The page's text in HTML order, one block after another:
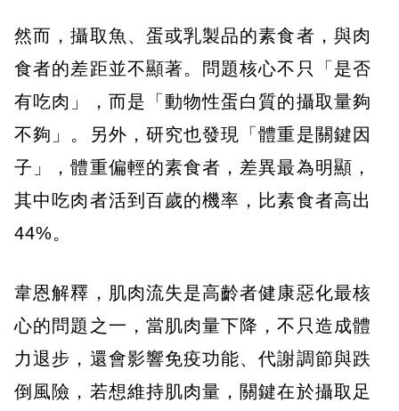
然而，攝取魚、蛋或乳製品的素食者，與肉
食者的差距並不顯著。問題核心不只「是否
有吃肉」，而是「動物性蛋白質的攝取量夠
不夠」。另外，研究也發現「體重是關鍵因
子」，體重偏輕的素食者，差異最為明顯，
其中吃肉者活到百歲的機率，比素食者高出
44%。
韋恩解釋，肌肉流失是高齡者健康惡化最核
心的問題之一，當肌肉量下降，不只造成體
力退步，還會影響免疫功能、代謝調節與跌
倒風險，若想維持肌肉量，關鍵在於攝取足